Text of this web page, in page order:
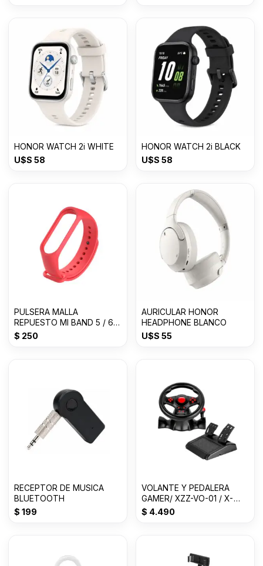
HONOR WATCH 2i WHITE
U$S 58
HONOR WATCH 2i BLACK
U$S 58
PULSERA MALLA
REPUESTO MI BAND 5 / 6 /
7
$ 250
AURICULAR HONOR
HEADPHONE BLANCO
U$S 55
RECEPTOR DE MUSICA
BLUETOOTH
$ 199
VOLANTE Y PEDALERA
GAMER/ XZZ-VO-01 / X-
LIZZARD
$ 4.490